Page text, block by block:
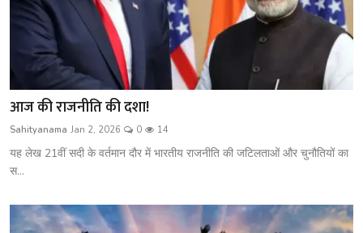
आज की राजनीति की दशा!
Sahityanama Jan 2, 2026 0 14
यह लेख 21वीं सदी के वर्तमान दौर में भारतीय राजनीति की जटिलताओं और चुनौतियों का
स...